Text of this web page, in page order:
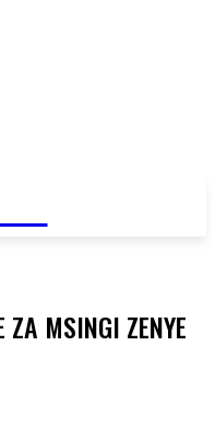
ZA MSINGI ZENYE